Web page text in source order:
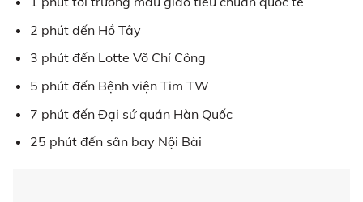
2 phút đến Hồ Tây
3 phút đến Lotte Võ Chí Công
5 phút đến Bệnh viện Tim TW
7 phút đến Đại sứ quán Hàn Quốc
25 phút đến sân bay Nội Bài